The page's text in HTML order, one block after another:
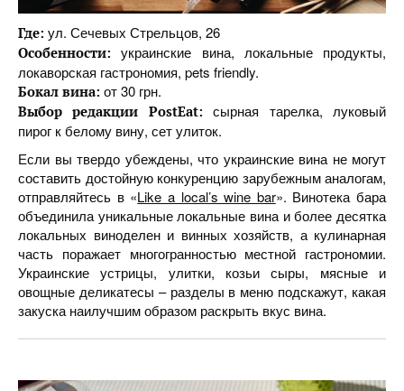
Где: ул. Сечевых Стрельцов, 26
Особенности: украинские вина, локальные продукты,
локаворская гастрономия, pets friendly.
Бокал вина: от 30 грн.
Выбор редакции PostEat:сырная тарелка, луковый
пирог к белому вину, сет улиток.
Если вы твердо убеждены, что украинские вина не могут
составить достойную конкуренцию зарубежным аналогам,
отправляйтесь в «Like a local’s wine bar». Винотека бара
объединила уникальные локальные вина и более десятка
локальных виноделен и винных хозяйств, а кулинарная
часть поражает многогранностью местной гастрономии.
Украинские устрицы, улитки, козьи сыры, мясные и
овощные деликатесы – разделы в меню подскажут, какая
закуска наилучшим образом раскрыть вкус вина.